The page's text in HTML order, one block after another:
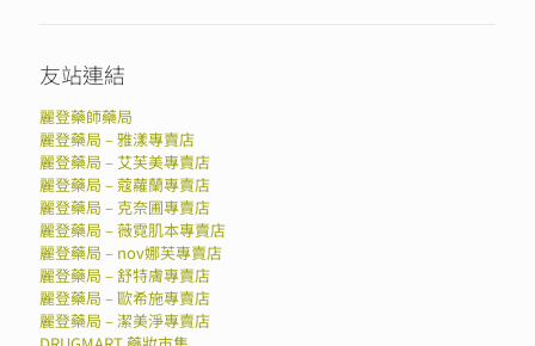
友站連結
麗登藥師藥局
麗登藥局 – 雅漾專賣店
麗登藥局 – 艾芙美專賣店
麗登藥局 – 蔻蘿蘭專賣店
麗登藥局 – 克奈圃專賣店
麗登藥局 – 薇霓肌本專賣店
麗登藥局 – nov娜芙專賣店
麗登藥局 – 舒特膚專賣店
麗登藥局 – 歐希施專賣店
麗登藥局 – 潔美淨專賣店